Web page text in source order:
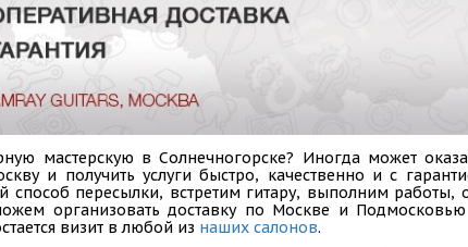
мастерскую в Солнечногорске? Иногда может
и получить услуги быстро, качественно и с
способ пересылки, встретим гитару, выполним работы,
организовать доставку по Москве и
визит в любой из наших салонов.